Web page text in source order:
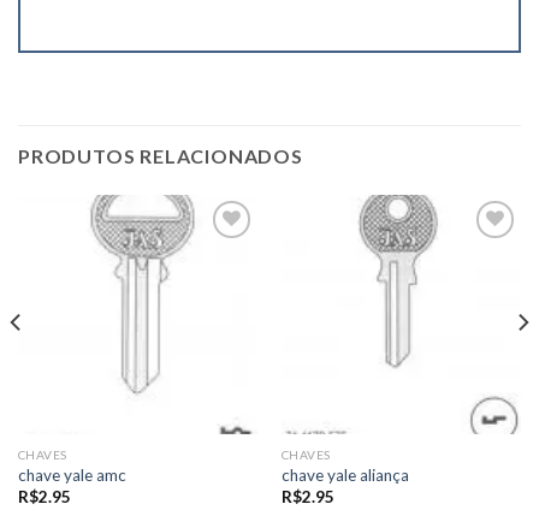
PRODUTOS RELACIONADOS
CHAVES
chave yale amc
R$2.95
CHAVES
chave yale aliança
R$2.95